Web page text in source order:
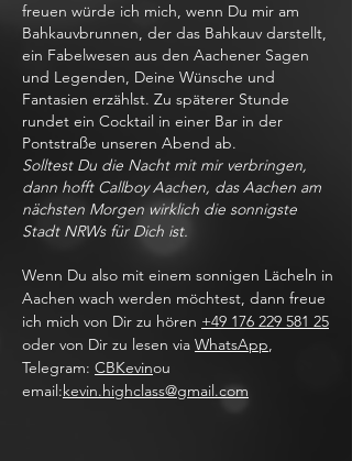
freuen würde ich mich, wenn Du mir am
Bahkauvbrunnen, der das Bahkauv darstellt,
ein Fabelwesen aus den Aachener Sagen
und Legenden, Deine Wünsche und
Fantasien erzählst. Zu späterer Stunde
rundet ein Cocktail in einer Bar in der
Pontstraße unseren Abend ab.
Solltest Du die Nacht mit mir verbringen,
dann hofft Callboy Aachen, das Aachen am
nächsten Morgen wirklich die sonnigste
Stadt NRWs für Dich ist.
Wenn Du also mit einem sonnigen Lächeln in
Aachen wach werden möchtest, dann freue
ich mich von Dir zu hören +49 176 229 581 25
oder von Dir zu lesen via WhatsApp,
Telegram: CBKevinou
email:kevin.highclass@gmail.com